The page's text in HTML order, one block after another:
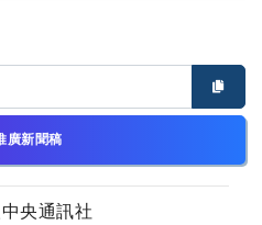
廣新聞稿
央通訊社